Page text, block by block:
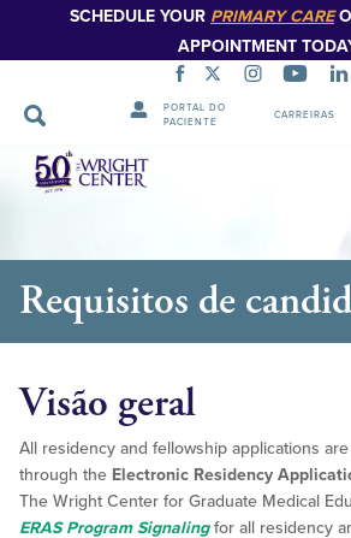
SCHEDULE YOUR PRIMARY CARE
APPOINTMENT
PORTAL DO
PACIENTE
CARREIRAS
Saltar
navegação
Requisitos de
Visão geral
All residency and fellowship applications
through the Electronic Residency
The Wright Center for Graduate Medical
ERAS Program Signalingfor all residency